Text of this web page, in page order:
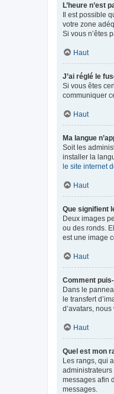
L’heure n’est
Il est possible
votre zone
Si vous n’êtes
Haut
J’ai réglé le
Si vous êtes
communiquer
Haut
Ma langue
Soit les
installer la
le site internet
Haut
Que signifient
Deux images
ou des ronds.
est une image
Haut
Comment
Dans le
le transfert
d’avatars,
Haut
Quel est mon
Les rangs, qui
messages afin
messages.